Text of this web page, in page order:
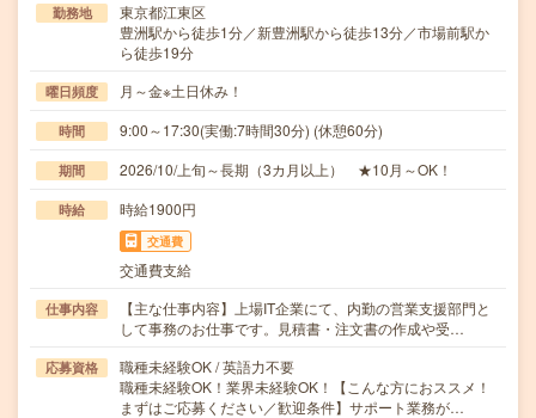
勤務地
東京都江東区
豊洲駅から徒歩1分／新豊洲駅から徒歩13分／市場前駅か
ら徒歩19分
曜日頻度 月～金※土日休み！
時間 9:00～17:30(実働:7時間30分) (休憩60分)
期間 2026/10/上旬～長期（3カ月以上） ★10月～OK！
時給 時給1900円
交通費
交通費支給
仕事内容
【主な仕事内容】上場IT企業にて、内勤の営業支援部門と
して事務のお仕事です。見積書・注文書の作成や受…
応募資格
職種未経験OK / 英語力不要
職種未経験OK！業界未経験OK！【こんな方におススメ！
まずはご応募ください／歓迎条件】サポート業務が…